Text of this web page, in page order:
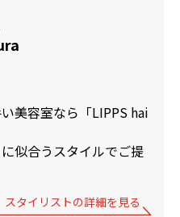
美容室なら「LIPPS hai
似合うスタイルでご提
スタイリストの詳細を見る